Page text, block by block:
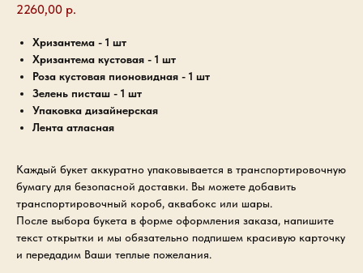
2260,00 р.
Хризантема - 1 шт
Хризантема кустовая - 1 шт
Роза кустовая пионовидная - 1 шт
Зелень писташ - 1 шт
Упаковка дизайнерская
Лента атласная
Каждый букет аккуратно упаковывается в транспортировочную
бумагу для безопасной доставки. Вы можете добавить
транспортировочный короб, аквабокс или шары.
После выбора букета в форме оформления заказа, напишите
текст открытки и мы обязательно подпишем красивую карточку
и передадим Ваши теплые пожелания.